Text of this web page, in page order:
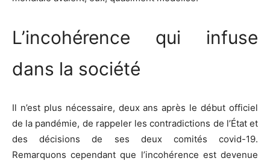
L’incohérence qui infuse
dans la société
Il n’est plus nécessaire, deux ans après le début officiel
de la pandémie, de rappeler les contradictions de l’État et
des décisions de ses deux comités covid-19.
Remarquons cependant que l’incohérence est devenue